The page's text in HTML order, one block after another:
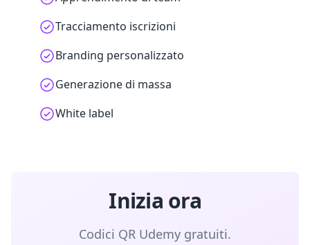
Tracciamento iscrizioni
Branding personalizzato
Generazione di massa
White label
Inizia ora
Codici QR Udemy gratuiti.